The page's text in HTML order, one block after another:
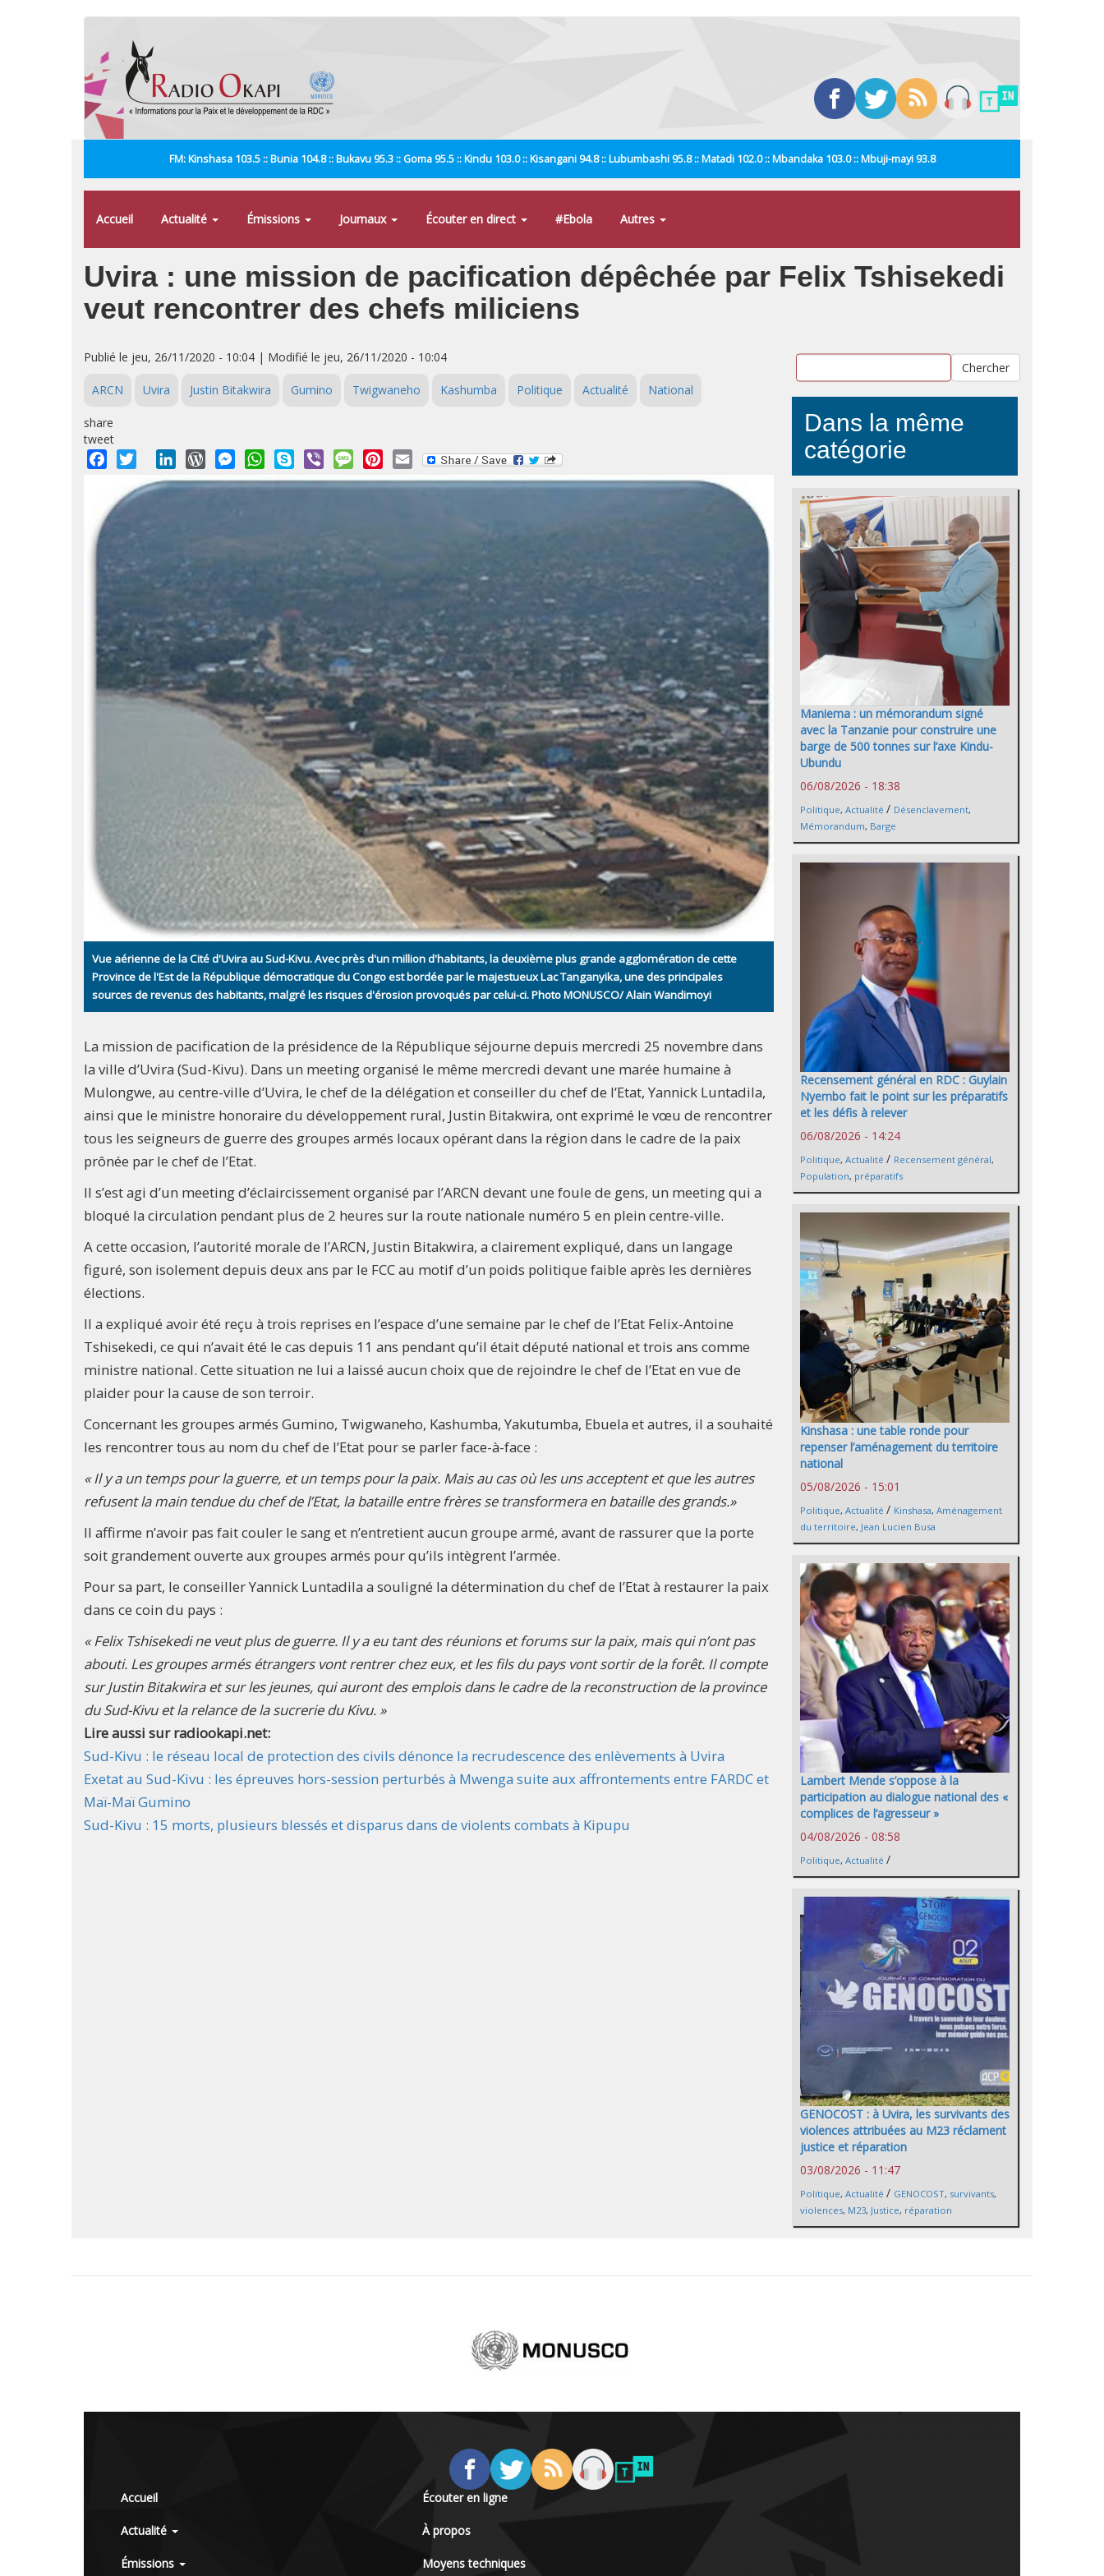
FM: Kinshasa 103.5 :: Bunia 104.8 :: Bukavu 95.3 :: Goma 95.5 :: Kindu 103.0 :: Kisangani 94.8 :: Lubumbashi 95.8 :: Matadi 102.0 :: Mbandaka 103.0 :: Mbuji-mayi 93.8
Accueil Actualité Émissions Journaux Écouter en direct #Ebola Autres
Uvira : une mission de pacification dépêchée par Felix Tshisekedi
veut rencontrer des chefs miliciens
Publié le jeu, 26/11/2020 - 10:04 | Modifié le jeu, 26/11/2020 - 10:04
ARCN Uvira Justin Bitakwira Gumino Twigwaneho Kashumba Politique Actualité National
share
tweet
Facebook
Twitter LinkedInWordPressMessengerWhatsApp
Skype Viber MessagePinterest
Email
Vue aérienne de la Cité d'Uvira au Sud-Kivu. Avec près d'un million d'habitants, la deuxième plus grande agglomération de cette
Province de l'Est de la République démocratique du Congo est bordée par le majestueux Lac Tanganyika, une des principales
sources de revenus des habitants, malgré les risques d'érosion provoqués par celui-ci. Photo MONUSCO/ Alain Wandimoyi
La mission de pacification de la présidence de la République séjourne depuis mercredi 25 novembre dans
la ville d’Uvira (Sud-Kivu). Dans un meeting organisé le même mercredi devant une marée humaine à
Mulongwe, au centre-ville d’Uvira, le chef de la délégation et conseiller du chef de l’Etat, Yannick Luntadila,
ainsi que le ministre honoraire du développement rural, Justin Bitakwira, ont exprimé le vœu de rencontrer
tous les seigneurs de guerre des groupes armés locaux opérant dans la région dans le cadre de la paix
prônée par le chef de l’Etat.
Il s’est agi d’un meeting d’éclaircissement organisé par l’ARCN devant une foule de gens, un meeting qui a
bloqué la circulation pendant plus de 2 heures sur la route nationale numéro 5 en plein centre-ville.
A cette occasion, l’autorité morale de l’ARCN, Justin Bitakwira, a clairement expliqué, dans un langage
figuré, son isolement depuis deux ans par le FCC au motif d’un poids politique faible après les dernières
élections.
Il a expliqué avoir été reçu à trois reprises en l’espace d’une semaine par le chef de l’Etat Felix-Antoine
Tshisekedi, ce qui n’avait été le cas depuis 11 ans pendant qu’il était député national et trois ans comme
ministre national. Cette situation ne lui a laissé aucun choix que de rejoindre le chef de l’Etat en vue de
plaider pour la cause de son terroir.
Concernant les groupes armés Gumino, Twigwaneho, Kashumba, Yakutumba, Ebuela et autres, il a souhaité
les rencontrer tous au nom du chef de l’Etat pour se parler face-à-face :
« Il y a un temps pour la guerre, et un temps pour la paix. Mais au cas où les uns acceptent et que les autres
refusent la main tendue du chef de l’Etat, la bataille entre frères se transformera en bataille des grands.»
Il affirme n’avoir pas fait couler le sang et n’entretient aucun groupe armé, avant de rassurer que la porte
soit grandement ouverte aux groupes armés pour qu’ils intègrent l’armée.
Pour sa part, le conseiller Yannick Luntadila a souligné la détermination du chef de l’Etat à restaurer la paix
dans ce coin du pays :
« Felix Tshisekedi ne veut plus de guerre. Il y a eu tant des réunions et forums sur la paix, mais qui n’ont pas
abouti. Les groupes armés étrangers vont rentrer chez eux, et les fils du pays vont sortir de la forêt. Il compte
sur Justin Bitakwira et sur les jeunes, qui auront des emplois dans le cadre de la reconstruction de la province
du Sud-Kivu et la relance de la sucrerie du Kivu. »
Lire aussi sur radiookapi.net:
Sud-Kivu : le réseau local de protection des civils dénonce la recrudescence des enlèvements à Uvira
Exetat au Sud-Kivu : les épreuves hors-session perturbés à Mwenga suite aux affrontements entre FARDC et
Maï-Maï Gumino
Sud-Kivu : 15 morts, plusieurs blessés et disparus dans de violents combats à Kipupu
Chercher
Dans la même
catégorie
Maniema : un mémorandum signé
avec la Tanzanie pour construire une
barge de 500 tonnes sur l’axe Kindu-
Ubundu
06/08/2026 - 18:38
Politique, Actualité / Désenclavement,
Mémorandum, Barge
Recensement général en RDC : Guylain
Nyembo fait le point sur les préparatifs
et les défis à relever
06/08/2026 - 14:24
Politique, Actualité / Recensement général,
Population, préparatifs
Kinshasa : une table ronde pour
repenser l’aménagement du territoire
national
05/08/2026 - 15:01
Politique, Actualité / Kinshasa, Aménagement
du territoire, Jean Lucien Busa
Lambert Mende s’oppose à la
participation au dialogue national des «
complices de l’agresseur »
04/08/2026 - 08:58
Politique, Actualité /
GENOCOST : à Uvira, les survivants des
violences attribuées au M23 réclament
justice et réparation
03/08/2026 - 11:47
Politique, Actualité / GENOCOST, survivants,
violences, M23, Justice, réparation
Accueil
Actualité
Émissions
Écouter en ligne
À propos
Moyens techniques